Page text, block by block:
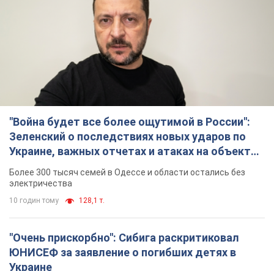
"Война будет все более ощутимой в России":
Зеленский о последствиях новых ударов по
Украине, важных отчетах и атаках на объекты
противника. Видео
Более 300 тысяч семей в Одессе и области остались без
электричества
10 годин тому 128,1 т.
"Очень прискорбно": Сибига раскритиковал
ЮНИСЕФ за заявление о погибших детях в
Украине